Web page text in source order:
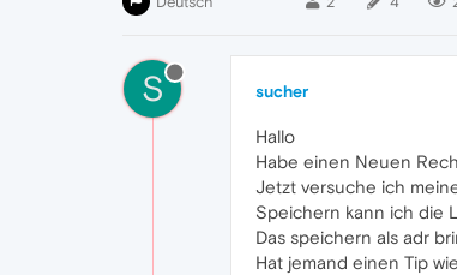
S sucher
Hallo
Habe einen Neuen
Jetzt versuche ich
Speichern kann ich die
Das speichern als adr
Hat jemand einen Tip